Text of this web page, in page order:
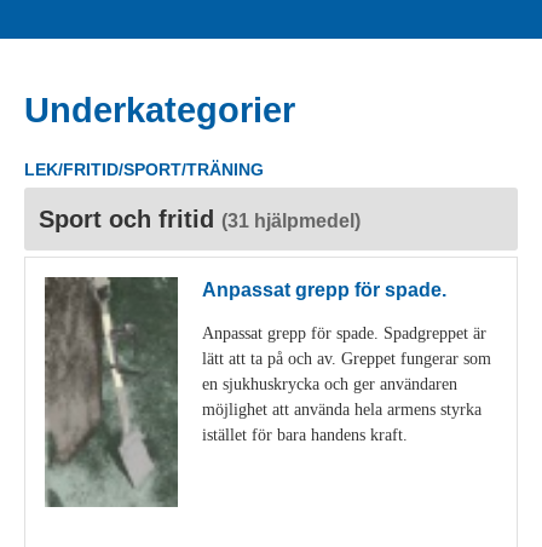
Underkategorier
LEK/FRITID/SPORT/TRÄNING
Sport och fritid (31 hjälpmedel)
Anpassat grepp för spade.
Anpassat grepp för spade. Spadgreppet är
lätt att ta på och av. Greppet fungerar som
en sjukhuskrycka och ger användaren
möjlighet att använda hela armens styrka
istället för bara handens kraft.